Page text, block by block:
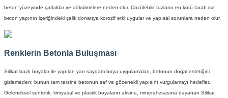
beton yüzeyinde çatlaklar ve dökülmelere neden olur. Çözülebilir tuzların en kötü tarafı ise
beton yapının içeriğindeki çelik donatıya korozif etki uygular ve yapısal sorunlara neden olur.
Renklerin Betonla Buluşması
Silikat bazlı boyalarile yapılan yarı saydam boya uygulamaları, betonun doğal estetiğini
gizlemeden; bunun tam tersine betonun saf ve gözenekli yapısını vurgulamayı hedefler.
Geleneksel sentetik, kimyasal ve plastik boyaların aksine, mineral esasına dayanan Silikat